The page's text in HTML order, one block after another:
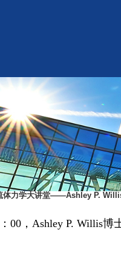
体力学大讲堂——Ashley P.
00， Ashley P. Willis博